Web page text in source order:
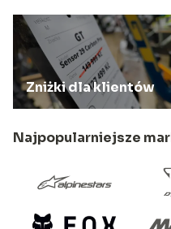
Zniżki dla klientów
Najpopularniejsze